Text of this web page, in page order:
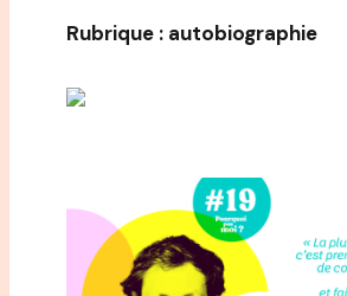
Rubrique : autobiographie